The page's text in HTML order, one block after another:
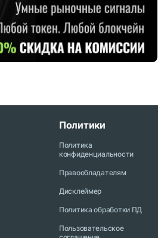
Политики
Политика
конфиденциальности
Правообладателям
Дисклеймер
Политика обработки ПД
Пользовательское